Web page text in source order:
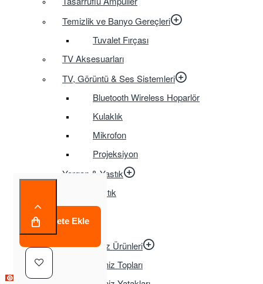
Temizlik ve Banyo Gereçleri
Tuvalet Fırçası
TV Aksesuarları
TV, Görüntü & Ses Sistemleri
Bluetooth Wireless Hoparlör
Kulaklık
Mikrofon
Projeksiyon
Yorgan & Yastık
Yastık
OYUNCAK
Anahtarlık
Çeşitli Deniz Ürünleri
Deniz Topları
Sepete Ekle
Çok Satılan Ürün
Çok Satılan Ürün